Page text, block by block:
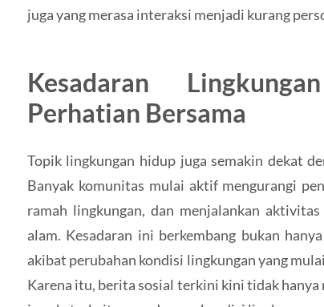
juga yang merasa interaksi menjadi kurang
Kesadaran
Perhatian Bersama
Topik lingkungan hidup juga semakin dekat
Banyak komunitas mulai aktif mengurangi
ramah lingkungan, dan menjalankan
alam. Kesadaran ini berkembang bukan
akibat perubahan kondisi lingkungan yang
Karena itu, berita sosial terkini kini tidak